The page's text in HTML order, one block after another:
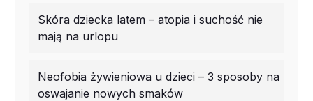
Skóra dziecka latem – atopia i suchość nie
mają na urlopu
Neofobia żywieniowa u dzieci – 3 sposoby na
oswajanie nowych smaków